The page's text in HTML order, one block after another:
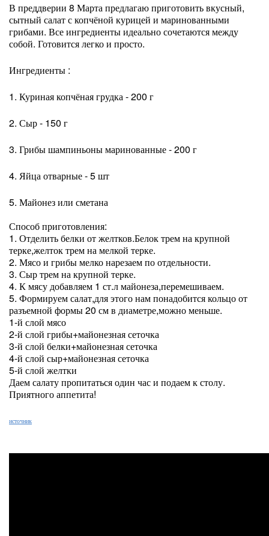
В преддверии 8 Марта предлагаю приготовить вкусный,
сытный салат с копчёной курицей и маринованными
грибами. Все ингредиенты идеально сочетаются между
собой. Готовится легко и просто.
Ингредиенты :
1. Куриная копчёная грудка - 200 г
2. Сыр - 150 г
3. Грибы шампиньоны маринованные - 200 г
4. Яйца отварные - 5 шт
5. Майонез или сметана
Способ приготовления:
1. Отделить белки от желтков.Белок трем на крупной
терке,желток трем на мелкой терке.
2. Мясо и грибы мелко нарезаем по отдельности.
3. Сыр трем на крупной терке.
4. К мясу добавляем 1 ст.л майонеза,перемешиваем.
5. Формируем салат,для этого нам понадобится кольцо от
разъемной формы 20 см в диаметре,можно меньше.
1-й слой мясо
2-й слой грибы+майонезная сеточка
3-й слой белки+майонезная сеточка
4-й слой сыр+майонезная сеточка
5-й слой желтки
Даем салату пропитаться один час и подаем к столу.
Приятного аппетита!
источник